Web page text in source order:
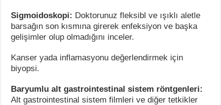
Sigmoidoskopi: Doktorunuz fleksibl ve ışıklı aletle
barsağın son kısmına girerek enfeksiyon ve başka
gelişimler olup olmadığını inceler.
Kanser yada inflamasyonu değerlendirmek için
biyopsi.
Baryumlu alt gastrointestinal sistem röntgenleri:
Alt gastrointestinal sistem filmleri ve diğer tetkikler